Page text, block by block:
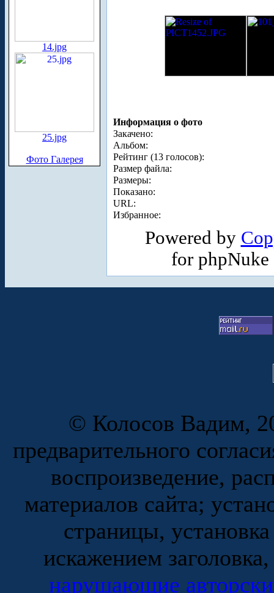
14.jpg
25.jpg
Фото Галерея
Информация о фото
Закачено:
Альбом:
Рейтинг (13 голосов):
Размер файла:
Размеры:
Показано:
URL:
Избранное:
Powered by
for
© Колосов Вадим,
предварительного
воспроизведение,
материалов сайта;
страницы,
искажением
нарушающие